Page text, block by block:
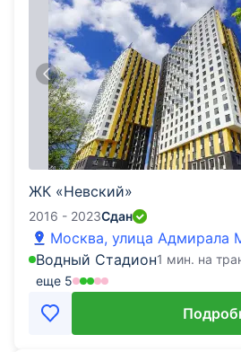
ЖК «Невский»
2016 - 2023Сдан
Москва, улица Адмирала
Водный Стадион1 мин. на
еще 5